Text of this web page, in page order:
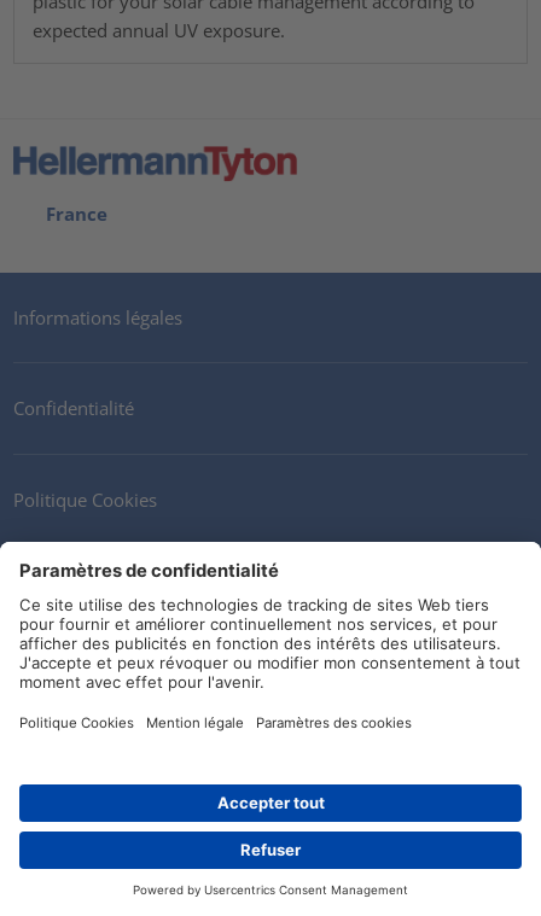
expected annual UV exposure.
France
Informations légales
Confidentialité
Politique Cookies
Newsletter
Clients
Conditions de stockage